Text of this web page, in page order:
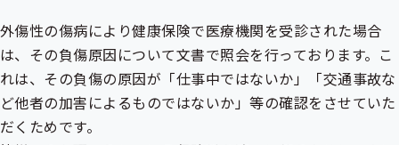
外傷性の傷病により健康保険で医療機関を受診された場合
は、その負傷原因について文書で照会を行っております。こ
れは、その負傷の原因が「仕事中ではないか」「交通事故な
ど他者の加害によるものではないか」等の確認をさせていた
だくためです。